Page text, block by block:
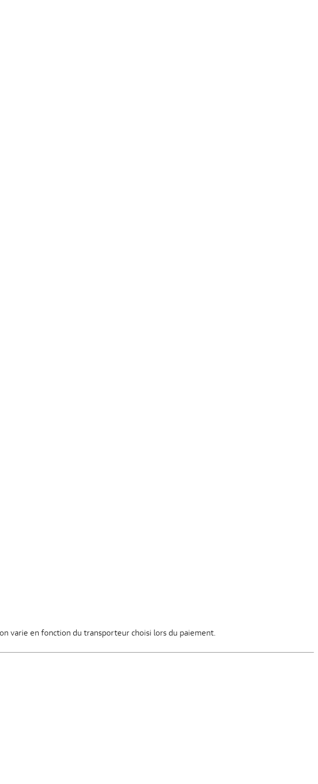
varie en fonction du transporteur choisi lors du paiement.